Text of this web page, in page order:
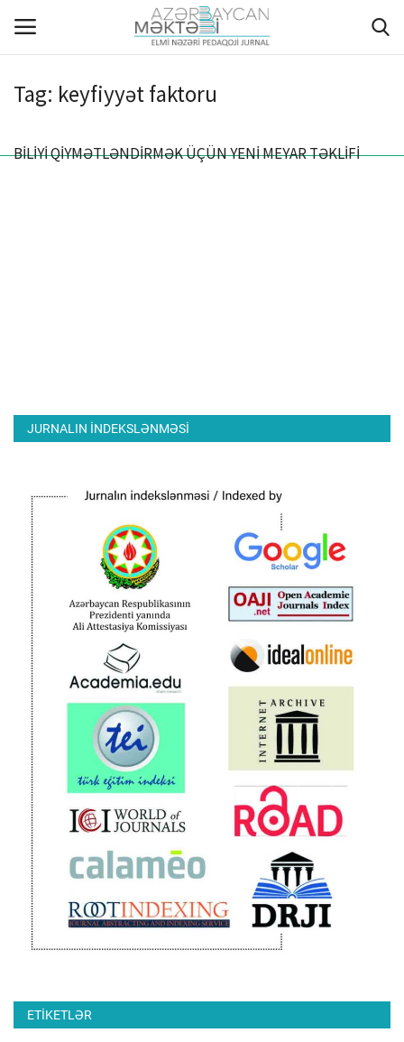
HAQQIMIZDA
ƏLAQƏ
Azerbaijani English
Tag: keyfiyyət faktoru
BİLİYİ QİYMƏTLƏNDİRMƏK ÜÇÜN YENİ MEYAR TƏKLİFİ
JURNALIN INDEKSLƏNMƏSI
ETIKETLƏR